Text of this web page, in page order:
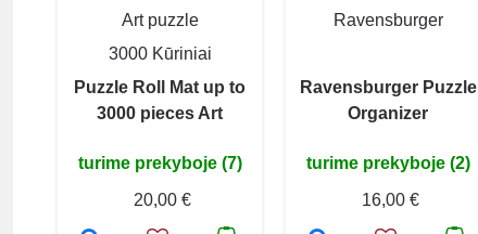
Art puzzle
3000 Kūriniai
Puzzle Roll Mat up to
3000 pieces Art
turime prekyboje (7)
20,00 €
Ravensburger
Ravensburger Puzzle
Organizer
turime prekyboje (2)
16,00 €